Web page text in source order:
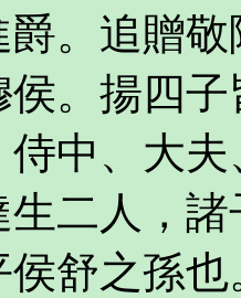
。追贈
侯。揚四
侍中、大
二人，
舒之孫